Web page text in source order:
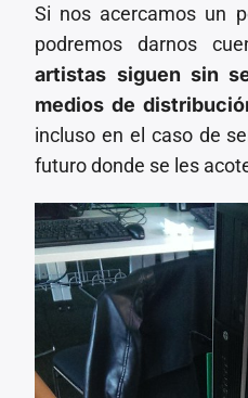
Si nos acercamos un
podremos darnos
artistas siguen sin
medios de
incluso en el caso de
futuro donde se les